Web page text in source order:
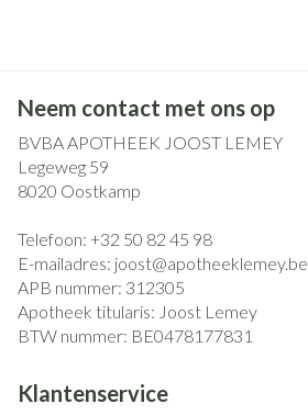
Neem contact met ons op
BVBA APOTHEEK JOOST LEMEY
Legeweg 59
8020 Oostkamp
Telefoon: +32 50 82 45 98
E-mailadres: joost@apotheeklemey.be
APB nummer: 312305
Apotheek titularis: Joost Lemey
BTW nummer: BE0478177831
Klantenservice